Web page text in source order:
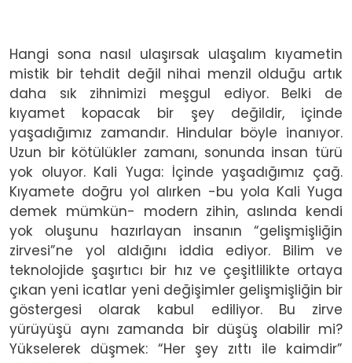
Hangi sona nasıl ulaşırsak ulaşalım kıyametin
mistik bir tehdit değil nihai menzil olduğu artık
daha sık zihnimizi meşgul ediyor. Belki de
kıyamet kopacak bir şey değildir, içinde
yaşadığımız zamandır. Hindular böyle inanıyor.
Uzun bir kötülükler zamanı, sonunda insan türü
yok oluyor. Kali Yuga: İçinde yaşadığımız çağ.
Kıyamete doğru yol alırken -bu yola Kali Yuga
demek mümkün- modern zihin, aslında kendi
yok oluşunu hazırlayan insanın “gelişmişliğin
zirvesi”ne yol aldığını iddia ediyor. Bilim ve
teknolojide şaşırtıcı bir hız ve çeşitlilikte ortaya
çıkan yeni icatlar yeni değişimler gelişmişliğin bir
göstergesi olarak kabul ediliyor. Bu zirve
yürüyüşü aynı zamanda bir düşüş olabilir mi?
Yükselerek düşmek: “Her şey zıttı ile kaimdir”